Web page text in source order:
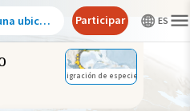
Migración de especies
ubicación Participar